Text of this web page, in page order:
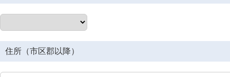
住所（市区郡以降）